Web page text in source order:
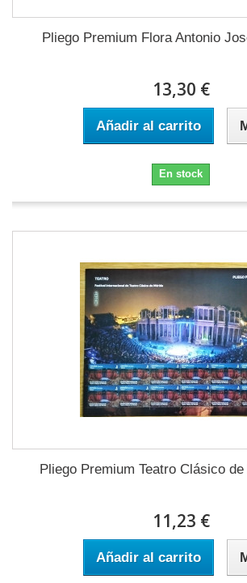
Pliego Premium Flora Antonio
13,30 €
Añadir al carrito
En stock
Pliego Premium Teatro Clásico
11,23 €
Añadir al carrito